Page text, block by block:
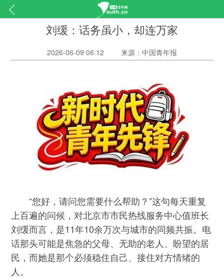
刘缓：话务虽小，却连万家
2026-06-09 06:12 来源：中国青年报
“您好，请问您需要什么帮助？”这句每天重复
上百遍的问候，对北京市市民热线服务中心值班长
刘缓而言，是11年10余万次与城市的同频共振。电
话那头可能是焦急的父母、无助的老人、盼望的居
民，而她是那个必须稳住自己、接住对方情绪的
人。